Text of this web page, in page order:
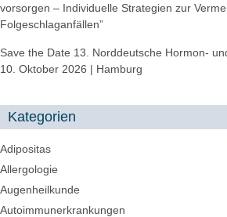
vorsorgen – Individuelle Strategien zur
Folgeschlaganfällen”
Save the Date 13. Norddeutsche Hormon-
10. Oktober 2026 | Hamburg
Kategorien
Adipositas
Allergologie
Augenheilkunde
Autoimmunerkrankungen